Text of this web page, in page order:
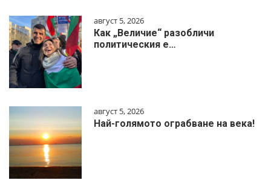
август 5, 2026
Как „Величие“ разобличи
политическия е…
август 5, 2026
Най-голямото ограбване на века!